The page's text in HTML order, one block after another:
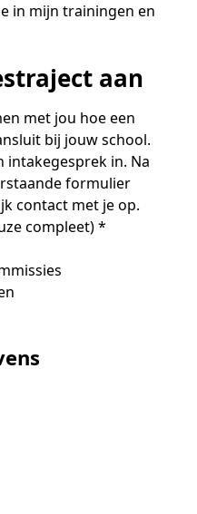
in mijn trainingen en
aan
met jou hoe een
bij jouw school.
intakegesprek in. Na
formulier
contact met je op.
compleet)*